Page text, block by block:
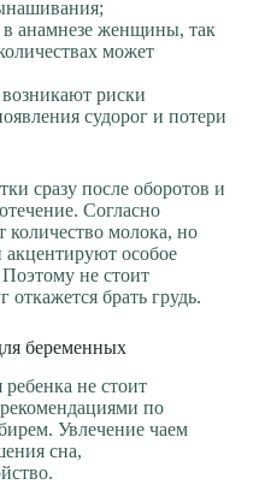
анамнезе женщины, так
может
риски
судорог и потери
сразу после оборотов и
Согласно
количество молока, но
акцентируют особое
не стоит
брать грудь.
беременных
не стоит
по
Увлечение чаем
сна,